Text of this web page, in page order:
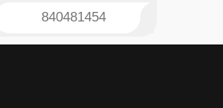
840481454